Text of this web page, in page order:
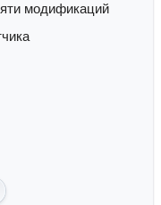
модификаций